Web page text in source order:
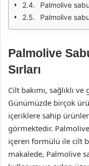
Palmolive
Palmolive sabun ile
Palmolive
Sırları
Cilt bakımı, sağlıklı
Günümüzde birçok
içeriklere sahip
görmektedir.
içeren formülü ile cilt
makalede, Palmolive